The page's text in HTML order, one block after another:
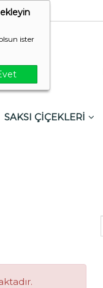
ister
SAKSI ÇİÇEKLERİ